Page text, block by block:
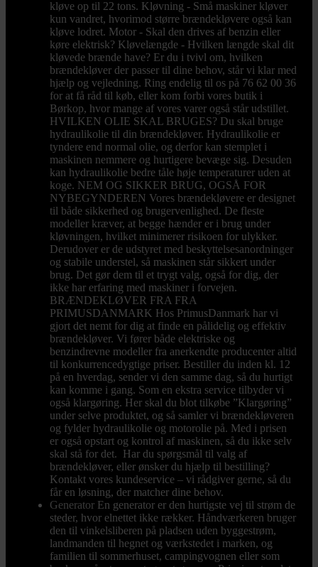
kløve op til 22 tons. Kløvning - Små maskiner kløver
kun vandret, hvorimod større brændekløvere også kan
kløve lodret. Motor - Skal den drives af benzin eller
køre elektrisk? Kløvelængde - Hvilken længde skal dit
kløvede brænde have? Er du i tvivl om, hvilken
brændekløver der passer til dine behov, står vi klar med
hjælp og vejledning. Ring endelig til os på 76 62 00 36
for at få råd til køb, eller kom forbi vores butik i
Børkop, hvor mange af vores varer også står udstillet.
HVILKEN OLIE SKAL BRUGES? Du skal bruge
hydraulikolie til din brændekløver. Hydraulikolie er
tyndere end normal olie, og derfor kan stemplet i
maskinen nemmere og hurtigere bevæge sig. Desuden
kan hydraulikolie bedre tåle høje temperaturer uden at
koge. NEM OG SIKKER BRUG, OGSÅ FOR
NYBEGYNDEREN Vores brændekløvere er designet
til både sikkerhed og brugervenlighed. De fleste
modeller kræver, at begge hænder er i brug under
kløvningen, hvilket minimerer risikoen for ulykker.
Derudover er de udstyret med beskyttelsesanordninger
og stabile understel, så maskinen står sikkert under
brug. Det gør dem til et trygt valg, også for dig, der
ikke har erfaring med maskiner i forvejen.
BRÆNDEKLØVER FRA FRA
PRIMUSDANMARK Hos PrimusDanmark har vi
gjort det nemt for dig at finde en pålidelig og effektiv
brændekløver. Vi fører både elektriske og
benzindrevne modeller fra anerkendte producenter altid
til konkurrencedygtige priser. Bestiller du inden kl. 12
på en hverdag, sender vi den samme dag, så du hurtigt
kan komme i gang. Som en ekstra service tilbyder vi
også klargøring. Her skal du blot tilkøbe ”Klargøring”
under selve produktet, og så samler vi brændekløveren
og fylder hydraulikolie og motorolie på. Med i prisen
er også opstart og kontrol af maskinen, så du ikke selv
skal stå for det. Har du spørgsmål til valg af
brændekløver, eller ønsker du hjælp til bestilling?
Kontakt vores kundeservice – vi rådgiver gerne, så du
får en løsning, der matcher dine behov.
Generator En generator er den hurtigste vej til strøm de
steder, hvor elnettet ikke rækker. Håndværkeren bruger
den til vinkelsliberen på pladsen uden byggestrøm,
landmanden til hegnet og værkstedet i marken, og
familien til sommerhuset, campingvognen eller som